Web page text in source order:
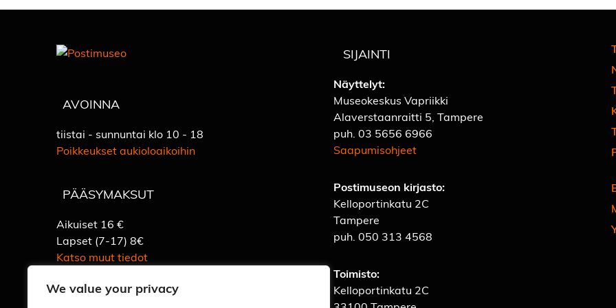
We value your privacy
AVOINNA
tiistai - sunnuntai klo 10 - 18
Poikkeukset aukioloaikoihin
PÄÄSYMAKSUT
Aikuiset 16 €
Lapset (7-17) 8€
Katso muut tiedot
SIJAINTI
Näyttelyt:
Museokeskus Vapriikki
Alaverstaanraitti 5, Tampere
puh.03 5656 6966
Saapumisohjeet
Postimuseon kirjasto:
Kelloportinkatu 2C
Tampere
puh.050 313 4568
Toimisto:
Kelloportinkatu 2C